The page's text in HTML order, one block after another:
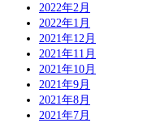
2022年2月
2022年1月
2021年12月
2021年11月
2021年10月
2021年9月
2021年8月
2021年7月